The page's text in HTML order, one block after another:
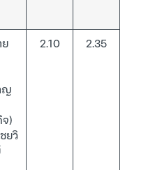
ญ
)
ยวิ
2.10 2.35